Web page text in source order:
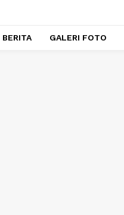
BERITA GALERI FOTO